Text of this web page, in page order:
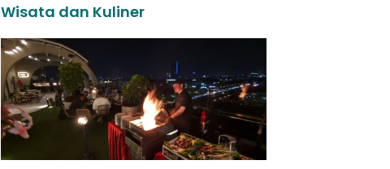
Wisata dan Kuliner